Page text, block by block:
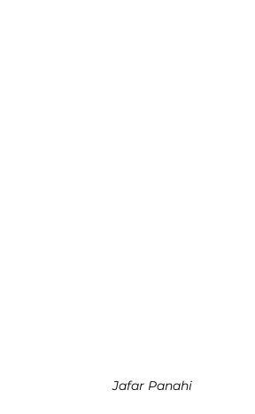
Jafar Panahi